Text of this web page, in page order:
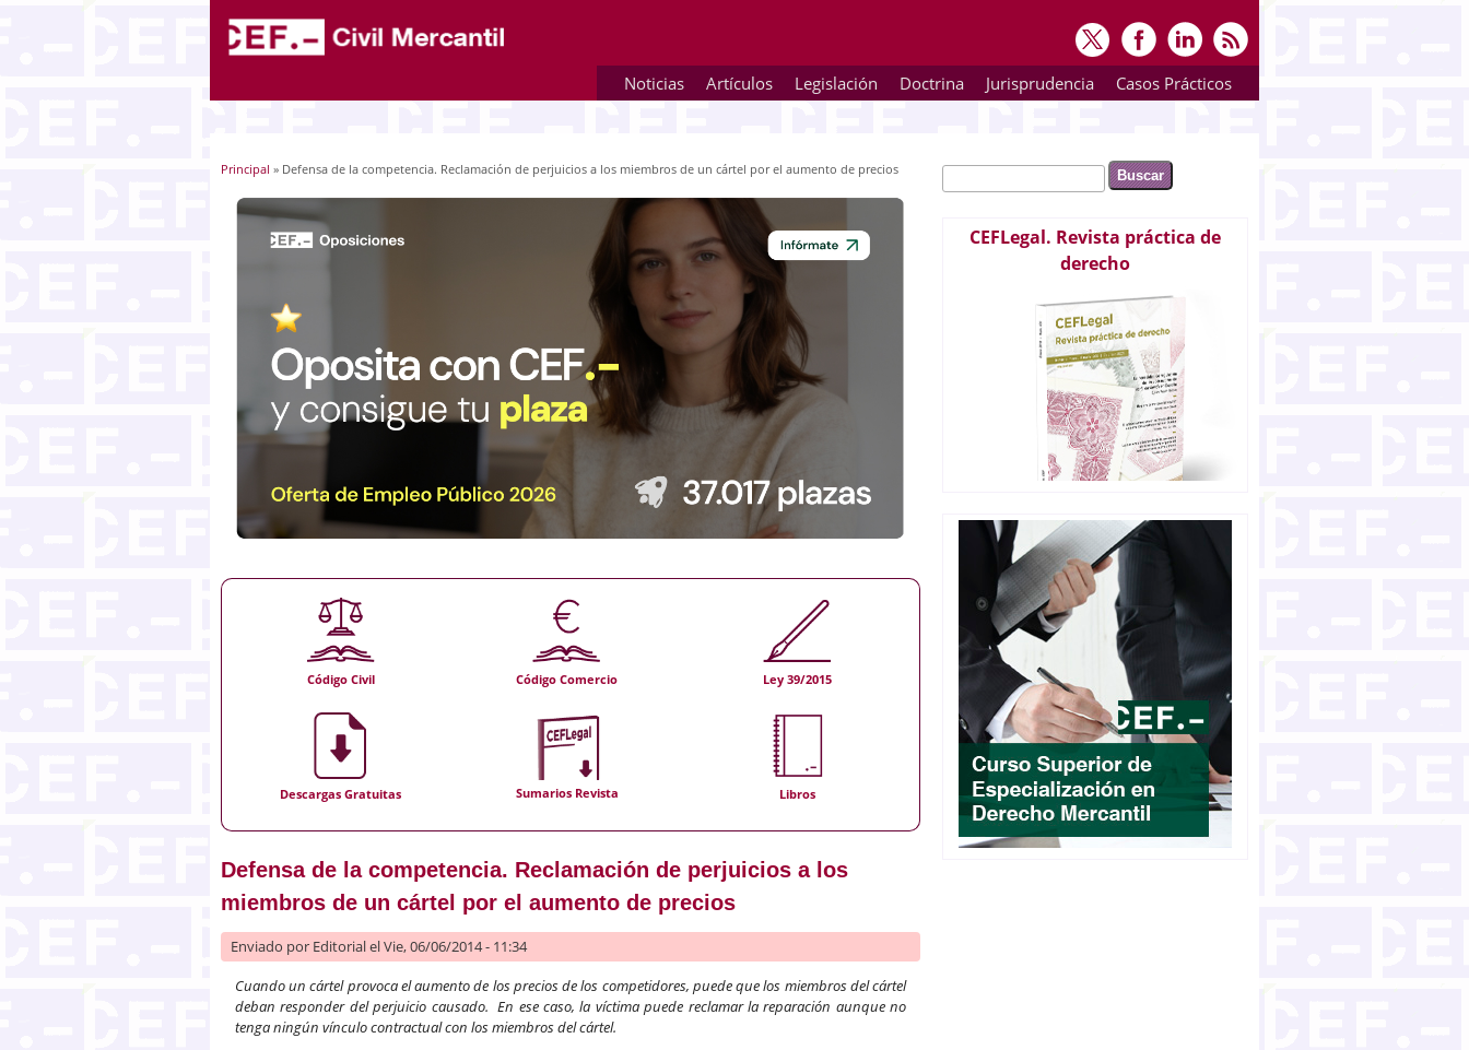
Noticias Artículos Legislación Doctrina Jurisprudencia Casos Prácticos
Usted está aquí
Principal » Defensa de la competencia. Reclamación de perjuicios a los miembros de un cártel por el aumento de precios
Código Civil Código Comercio Ley 39/2015
Descargas Gratuitas Sumarios Revista Libros
Defensa de la competencia. Reclamación de perjuicios a los
miembros de un cártel por el aumento de precios
Enviado por Editorialel Vie, 06/06/2014 - 11:34
Cuando un cártel provoca el aumento de los precios de los competidores, puede que los miembros del cártel
deban responder del perjuicio causado. En ese caso, la víctima puede reclamar la reparación aunque no
tenga ningún vínculo contractual con los miembros del cártel.
Formulario de búsqueda
Buscar
CEFLegal. Revista práctica de
derecho